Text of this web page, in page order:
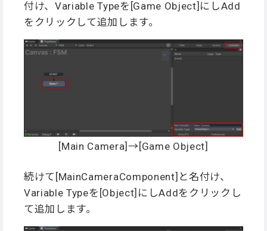
付け、Variable Typeを[Game Object]にしAdd
をクリックして追加します。
[Main Camera]→[Game Object]
続けて[MainCameraComponent]と名付け、
Variable Typeを[Object]にしAddをクリックし
て追加します。